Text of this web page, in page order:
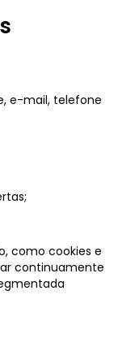
e-mail, telefone
como cookies e
continuamente